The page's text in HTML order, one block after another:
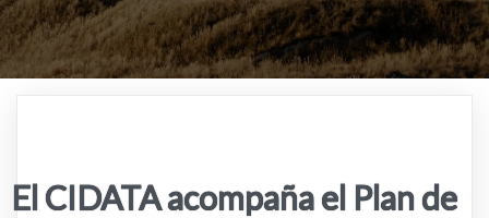
El CIDATA acompaña el Plan de